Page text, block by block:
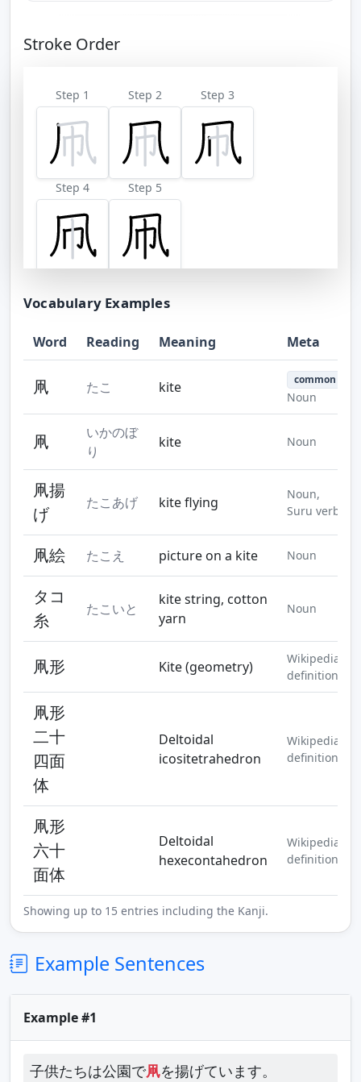
Stroke Order
Step 1 Step 2 Step 3
Step 4 Step 5
Vocabulary Examples
Word Reading Meaning Meta
凧 たこ kite common
Noun
凧
いかのぼ
り
kite Noun
凧揚
げ
たこあげ kite flying
Noun,
Suru verb
凧絵 たこえ picture on a kite Noun
タコ
糸
たこいと
kite string, cotton
yarn
Noun
凧形 Kite (geometry)
Wikipedia
definition
凧形
二十
四面
体
Deltoidal
icositetrahedron
Wikipedia
definition
凧形
六十
面体
Deltoidal
hexecontahedron
Wikipedia
definition
Showing up to 15 entries including the Kanji.
Example Sentences
Example #1
子供たちは公園で凧を揚げています。